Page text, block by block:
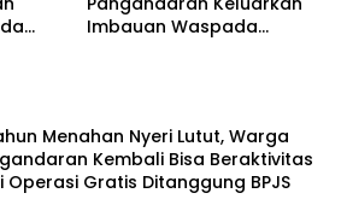
Imbauan Waspada
Menahan Nyeri Lutut, Warga
Kembali Bisa Beraktivitas
Operasi Gratis Ditanggung BPJS